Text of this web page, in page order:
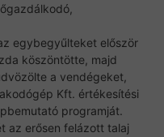
egybegyűlteket először
köszöntötte, majd
a vendégeket,
Kft. értékesítési
programját.
az erősen felázott talaj